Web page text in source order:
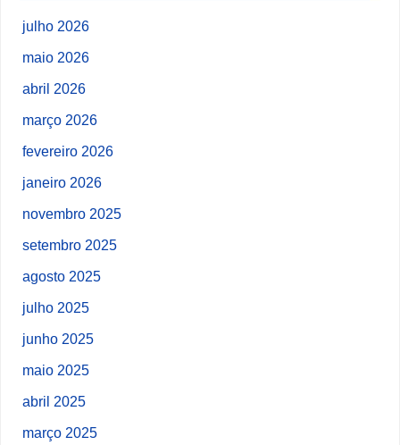
julho 2026
maio 2026
abril 2026
março 2026
fevereiro 2026
janeiro 2026
novembro 2025
setembro 2025
agosto 2025
julho 2025
junho 2025
maio 2025
abril 2025
março 2025